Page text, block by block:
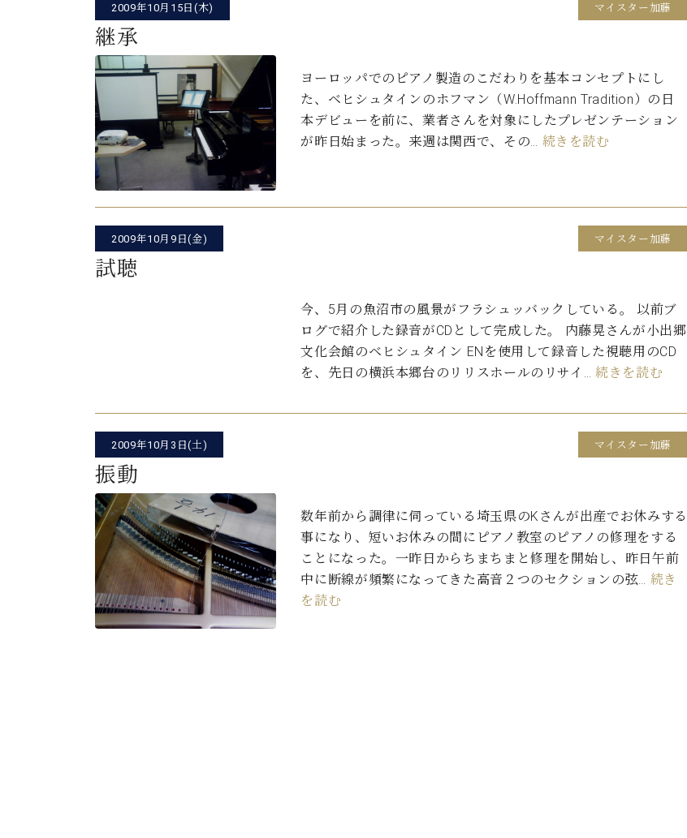
2009年10月15日(木) マイスター加藤
継承
ヨーロッパでのピアノ製造のこだわりを基本コンセプトにし
た、ベヒシュタインのホフマン（W.Hoffmann Tradition）の日
本デビューを前に、業者さんを対象にしたプレゼンテーション
が昨日始まった。来週は関西で、その… 続きを読む
2009年10月9日(金) マイスター加藤
試聴
今、5月の魚沼市の風景がフラシュッバックしている。 以前ブ
ログで紹介した録音がCDとして完成した。 内藤晃さんが小出郷
文化会館のベヒシュタイン ENを使用して録音した視聴用のCD
を、先日の横浜本郷台のリリスホールのリサイ…続きを読む
2009年10月3日(土) マイスター加藤
振動
数年前から調律に伺っている埼玉県のKさんが出産でお休みする
事になり、短いお休みの間にピアノ教室のピアノの修理をする
ことになった。一昨日からちまちまと修理を開始し、昨日午前
中に断線が頻繁になってきた高音２つのセクションの弦… 続き
を読む